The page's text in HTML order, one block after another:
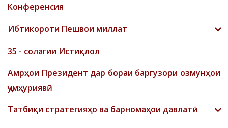
Конференсия
Ибтикороти Пешвои миллат
35 - солагии Истиқлол
Амрҳои Президент дар бораи баргузори озмунҳои
ҷумҳуриявӣ
Татбиқи стратегияҳо ва барномаҳои давлатӣ